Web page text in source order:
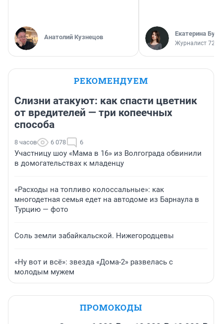
Анатолий Кузнецов Екатерина
Журналист
РЕКОМЕНДУЕМ
Слизни атакуют: как спасти цветник
от вредителей — три копеечных
способа
8 часов 6 078 6
Участницу шоу «Мама в 16» из Волгограда обвинили
в домогательствах к младенцу
«Расходы на топливо колоссальные»: как
многодетная семья едет на автодоме из Барнаула в
Турцию — фото
Соль земли забайкальской. Нижегородцевы
«Ну вот и всё»: звезда «Дома-2» развелась с
молодым мужем
ПРОМОКОДЫ